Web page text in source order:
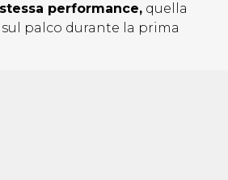
performance, quella
palco durante la prima